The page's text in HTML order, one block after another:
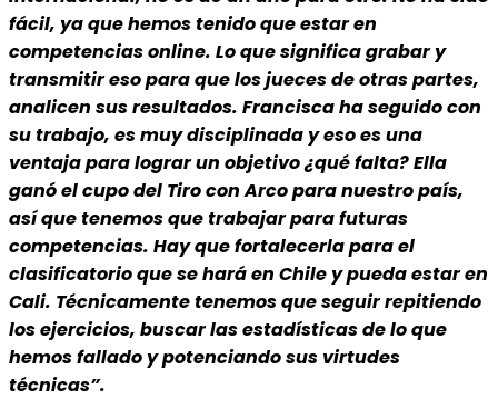
fácil, ya que hemos tenido que estar en
competencias online. Lo que significa grabar y
transmitir eso para que los jueces de otras partes,
analicen sus resultados. Francisca ha seguido con
su trabajo, es muy disciplinada y eso es una
ventaja para lograr un objetivo ¿qué falta? Ella
ganó el cupo del Tiro con Arco para nuestro país,
así que tenemos que trabajar para futuras
competencias. Hay que fortalecerla para el
clasificatorio que se hará en Chile y pueda estar en
Cali. Técnicamente tenemos que seguir repitiendo
los ejercicios, buscar las estadísticas de lo que
hemos fallado y potenciando sus virtudes
técnicas”.